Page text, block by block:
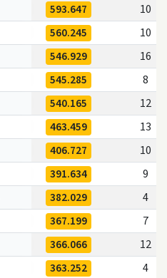
593.647
10
560.245
10
546.929
16
545.285
8
540.165
12
463.459
13
406.727
10
391.634
9
382.029
4
367.199
7
366.066
12
363.252
4